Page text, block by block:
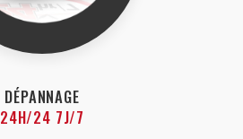
DÉPANNAGE
24H/24 7J/7